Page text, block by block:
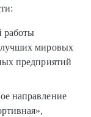
работы
лучших мировых
предприятий
направление